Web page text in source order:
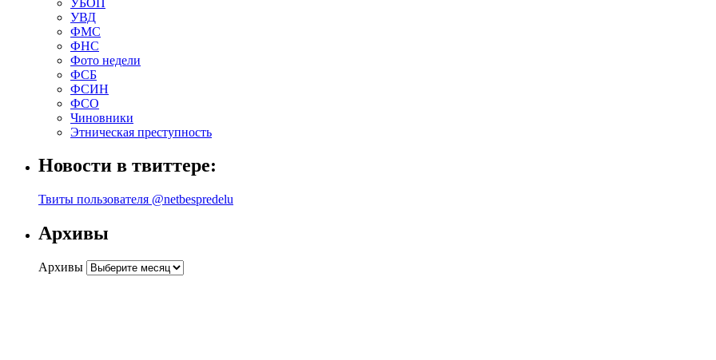
УВД
ФМС
ФНС
Фото недели
ФСБ
ФСИН
ФСО
Чиновники
Этническая преступность
Новости в твиттере:
Твиты пользователя @netbespredelu
Архивы
Архивы